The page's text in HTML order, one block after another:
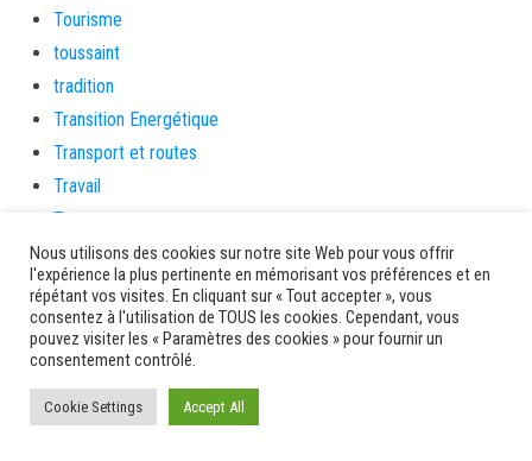
Tourisme
toussaint
tradition
Transition Energétique
Transport et routes
Travail
Travaux
Travaux THD
travaux utiles
TSUNAMI
TZCLD
uncategorized
Venir en Martinique
Nous utilisons des cookies sur notre site Web pour vous offrir
l'expérience la plus pertinente en mémorisant vos préférences et en
répétant vos visites. En cliquant sur « Tout accepter », vous
consentez à l'utilisation de TOUS les cookies. Cependant, vous
pouvez visiter les « Paramètres des cookies » pour fournir un
consentement contrôlé.
Cookie Settings Accept All